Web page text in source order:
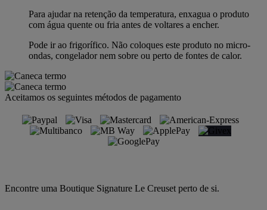
Para ajudar na retenção da temperatura, enxagua o produto
com água quente ou fria antes de voltares a encher.
Pode ir ao frigorífico. Não coloques este produto no micro-
ondas, congelador nem sobre ou perto de fontes de calor.
Aceitamos os seguintes métodos de pagamento
Encontre uma Boutique Signature Le Creuset perto de si.